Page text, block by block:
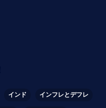
インド インフレとデフレ